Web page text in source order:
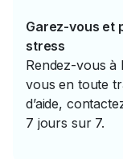
Garez-vous et
stress
Rendez-vous à
vous en toute
d’aide,
7 jours sur 7.